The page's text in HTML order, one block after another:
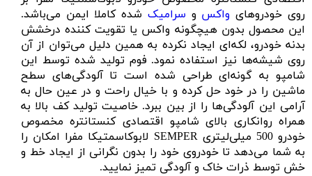
روی خودروهای واکس و سرامیک شده کاملا ایمن می‌باشد.
این محصول بدون هیچگونه واکس یا تقویت کننده درخشش
بدنه خودرو، لکه‌ای ایجاد نکرده به همین دلیل می‌توان از آن
روی شیشه‌ها نیز استفاده نمود. فوم تولید شده توسط این
شامپو به گونه‌ای طراحی شده است تا آلودگی‌‌های سطح
ماشین را در خود حل کرده و با خیال راحت و در عین حال به
آرامی این آلودگی‌‌ها را از بین ببرد. خاصیت تولید کف بالا به
همراه روانکاری بالای شامپو اقتصادی کنستانتره مخصوص
خودرو 500 میلی‌لیتری SEMPER لابوکاسمتیکا مفرا امکان را
به شما می‌دهد تا خودروی خود را بدون نگرانی از ایجاد خط و
خش توسط ذرات خاک و آلودگی تمیز نمایید.